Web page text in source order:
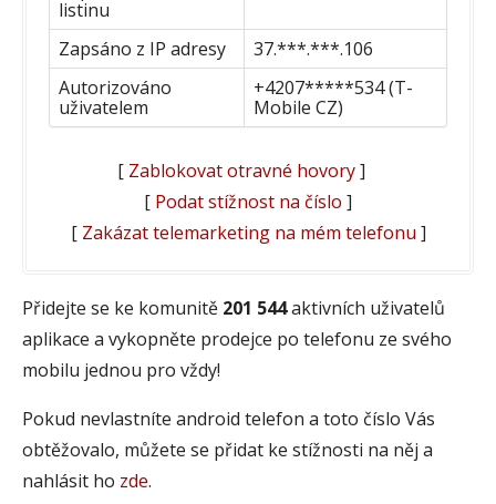
listinu
Zapsáno z IP adresy
37.***.***.106
Autorizováno
uživatelem
+4207*****534 (T-
Mobile CZ)
[ Zablokovat otravné hovory]
[ Podat stížnost na číslo ]
[ Zakázat telemarketing na mém telefonu ]
Přidejte se ke komunitě 201 544aktivních uživatelů
aplikace a vykopněte prodejce po telefonu ze svého
mobilu jednou pro vždy!
Pokud nevlastníte android telefon a toto číslo Vás
obtěžovalo, můžete se přidat ke stížnosti na něj a
nahlásit ho zde.